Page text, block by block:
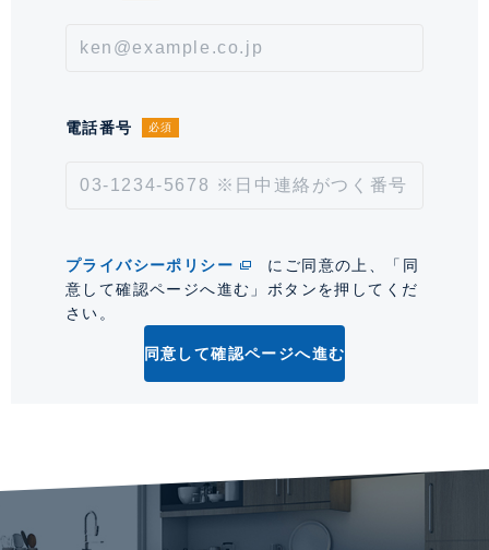
通学経路
*「交通/駅徒歩」とは、当該物件の最寄駅(路線)、バス停、およびそこまでの徒歩所要
時間を表示します。
電話番号 必須
プライバシーポリシー
にご同意の上、「同
意して確認ページへ進む」ボタンを押してくだ
さい。
同意して確認ページへ進む